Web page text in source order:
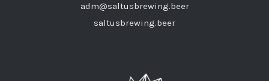
adm@saltusbrewing.beer
saltusbrewing.beer